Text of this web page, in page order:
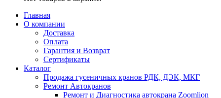
Главная
О компании
Доставка
Оплата
Гарантия и Возврат
Сертификаты
Каталог
Продажа гусеничных кранов РДК, ДЭК, МКГ
Ремонт Автокранов
Ремонт и Диагностика автокрана Zoomlion